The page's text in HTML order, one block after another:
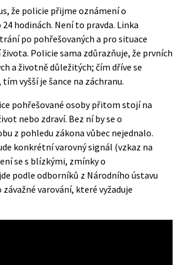
že policie přijme oznámení o
hodinách. Není to pravda. Linka
po pohřešovaných a pro situace
Policie sama zdůrazňuje, že prvních
a životně důležitých; čím dříve se
vyšší je šance na záchranu.
pohřešované osoby přitom stojí na
nebo zdraví. Bez ní by se o
z pohledu zákona vůbec nejednalo.
konkrétní varovný signál (vzkaz na
se s blízkými, zmínky o
podle odborníků z Národního ústavu
varování, které vyžaduje